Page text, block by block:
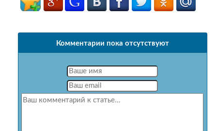
Комментарии пока отсутствуют